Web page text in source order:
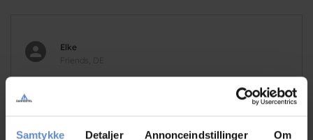
Samtykke Detaljer Annonceindstillinger Om
Elke
Friends, DE
07.Aug.2026
10,00 out of 10